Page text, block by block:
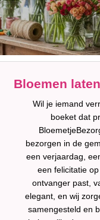
Bloemen
Wil je iemand
boeket dat
bezorgen in de
een verjaardag,
een felicitatie
ontvanger past,
elegant, en wij
samengesteld en